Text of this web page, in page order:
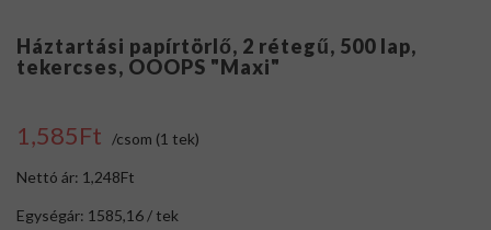
Háztartási papírtörlő, 2 rétegű, 500 lap,
tekercses, OOOPS "Maxi"
1,585Ft /csom (1 tek)
Nettó ár: 1,248Ft
Egységár: 1585,16 / tek